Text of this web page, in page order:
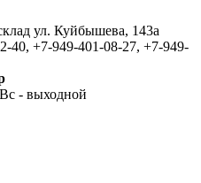
ул. Куйбышева, 143а
40, +7-949-401-08-27, +7-949-
- выходной